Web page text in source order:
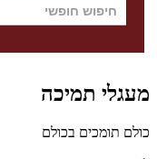
מעגלי תמיכה
כולם תומכים בכולם